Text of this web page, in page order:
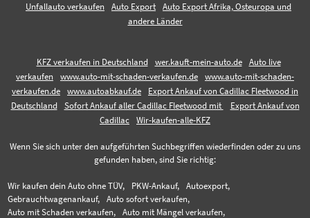
Unfallauto verkaufen Auto Export
Auto Export Afrika, Osteuropa und
andere Länder
KFZ verkaufen in Deutschland wer.kauft-mein-auto.de
Auto live
verkaufen
www.auto-mit-schaden-verkaufen.de
www.auto-mit-schaden-
verkaufen.de
www.autoabkauf.de
Export Ankauf von Cadillac Fleetwood in
Deutschland
Sofort Ankauf aller Cadillac Fleetwood mit
Export Ankauf von
Cadillac
Wir-kaufen-alle-KFZ
Wenn Sie sich unter den aufgeführten Suchbegriffen wiederfinden oder zu uns
gefunden haben, sind Sie richtig:
Wir kaufen dein Auto ohne TÜV, PKW-Ankauf,
Autoexport,
Gebrauchtwagenankauf,
Auto sofort verkaufen,
Auto mit Schaden verkaufen,
Auto mit Mängel verkaufen,